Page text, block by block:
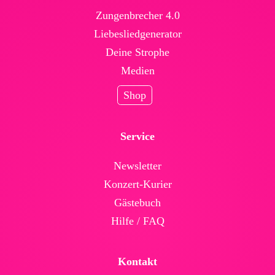
Zungenbrecher 4.0
Liebesliedgenerator
Deine Strophe
Medien
Shop
Service
News­letter
Konzert-Kurier
Gäste­buch
Hilfe / FAQ
Kontakt